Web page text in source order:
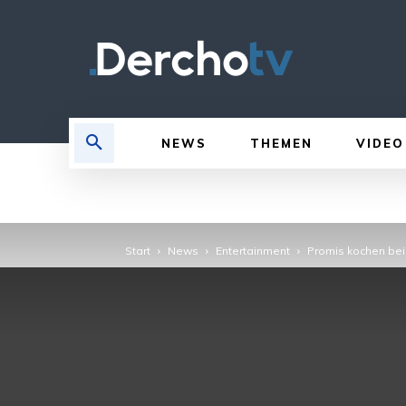
NEWS THEMEN VIDEO
Start News Entertainment Promis kochen